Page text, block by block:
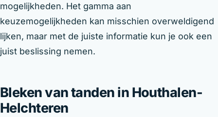
mogelijkheden. Het gamma aan
keuzemogelijkheden kan misschien overweldigend
lijken, maar met de juiste informatie kun je ook een
juist beslissing nemen.
Bleken van tanden in Houthalen-
Helchteren